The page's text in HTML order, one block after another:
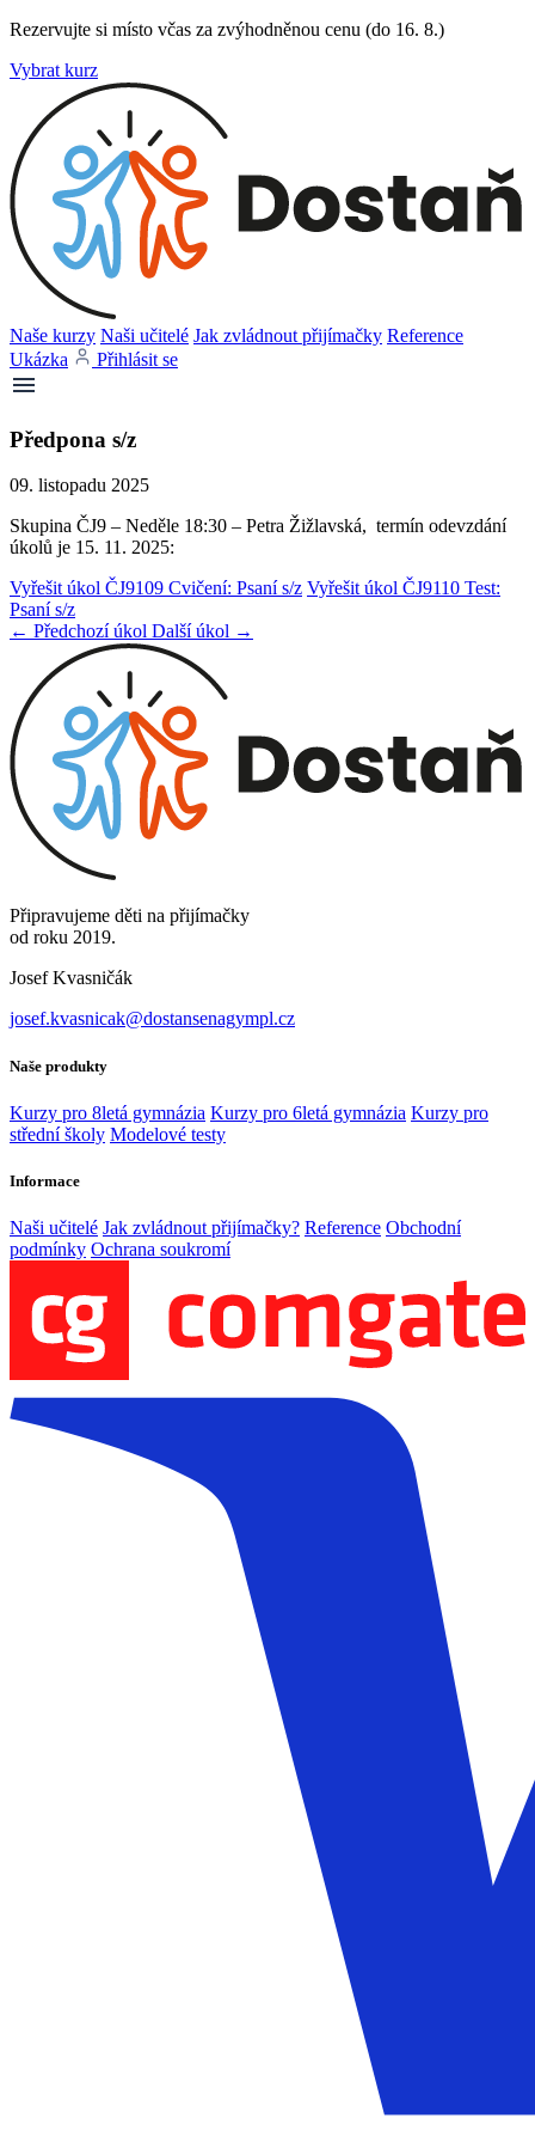
Rezervujte si místo včas za zvýhodněnou cenu (do 16. 8.)
Vybrat kurz
Naše kurzy Naši učitelé Jak zvládnout přijímačky Reference
Ukázka
Přihlásit se
Předpona s/z
09. listopadu 2025
Skupina ČJ9 – Neděle 18:30 – Petra Žižlavská, termín odevzdání
úkolů je 15. 11. 2025:
Vyřešit úkol ČJ9109 Cvičení: Psaní s/z Vyřešit úkol ČJ9110 Test:
Psaní s/z
← Předchozí úkol Další úkol →
Připravujeme děti na přijímačky
od roku 2019.
Josef Kvasničák
josef.kvasnicak@dostansenagympl.cz
Naše produkty
Kurzy pro 8letá gymnázia Kurzy pro 6letá gymnázia Kurzy pro
střední školy Modelové testy
Informace
Naši učitelé Jak zvládnout přijímačky? Reference Obchodní
podmínky Ochrana soukromí